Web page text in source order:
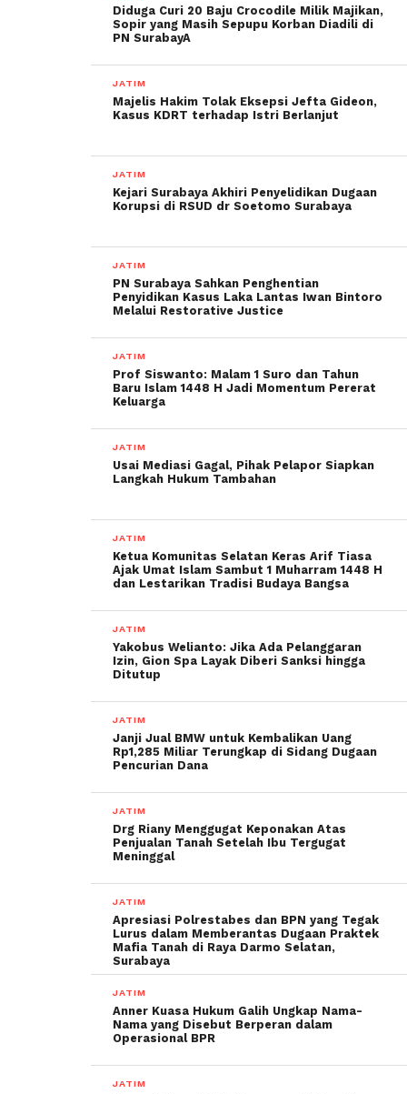
Diduga Curi 20 Baju Crocodile Milik Majikan,
Sopir yang Masih Sepupu Korban Diadili di
PN SurabayA
JATIM
Majelis Hakim Tolak Eksepsi Jefta Gideon,
Kasus KDRT terhadap Istri Berlanjut
JATIM
Kejari Surabaya Akhiri Penyelidikan Dugaan
Korupsi di RSUD dr Soetomo Surabaya
JATIM
PN Surabaya Sahkan Penghentian
Penyidikan Kasus Laka Lantas Iwan Bintoro
Melalui Restorative Justice
JATIM
Prof Siswanto: Malam 1 Suro dan Tahun
Baru Islam 1448 H Jadi Momentum Pererat
Keluarga
JATIM
Usai Mediasi Gagal, Pihak Pelapor Siapkan
Langkah Hukum Tambahan
JATIM
Ketua Komunitas Selatan Keras Arif Tiasa
Ajak Umat Islam Sambut 1 Muharram 1448 H
dan Lestarikan Tradisi Budaya Bangsa
JATIM
Yakobus Welianto: Jika Ada Pelanggaran
Izin, Gion Spa Layak Diberi Sanksi hingga
Ditutup
JATIM
Janji Jual BMW untuk Kembalikan Uang
Rp1,285 Miliar Terungkap di Sidang Dugaan
Pencurian Dana
JATIM
Drg Riany Menggugat Keponakan Atas
Penjualan Tanah Setelah Ibu Tergugat
Meninggal
JATIM
Apresiasi Polrestabes dan BPN yang Tegak
Lurus dalam Memberantas Dugaan Praktek
Mafia Tanah di Raya Darmo Selatan,
Surabaya
JATIM
Anner Kuasa Hukum Galih Ungkap Nama-
Nama yang Disebut Berperan dalam
Operasional BPR
JATIM